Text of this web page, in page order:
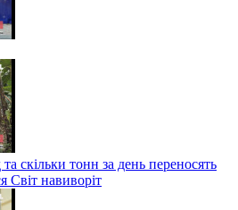
скільки тонн за день переносять
Світ навиворіт